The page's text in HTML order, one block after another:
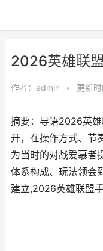
2026英雄联
作者： admin • 更新
摘要：导语2026英
开，在操作方式、节
为当时的对战爱慕者
体系构成、玩法领会
建立,2026英雄联盟